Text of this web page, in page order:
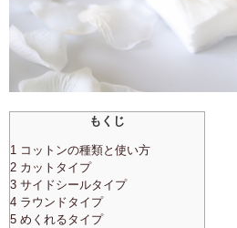
もくじ
1 コットンの種類と使い方
2 カットタイプ
3 サイドシールタイプ
4 ラウンドタイプ
5 めくれるタイプ